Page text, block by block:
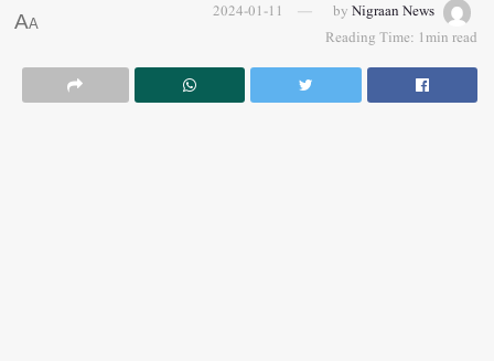
by Nigraan News
2024-01-11
Reading Time: 1min read
A
A